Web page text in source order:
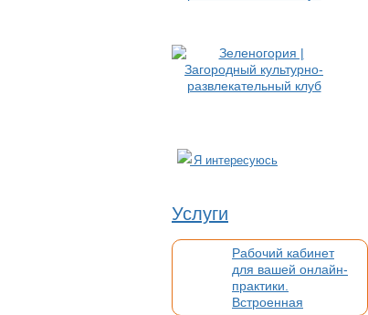
Я интересуюсь
Услуги
Рабочий кабинет
для вашей онлайн-
практики.
Встроенная